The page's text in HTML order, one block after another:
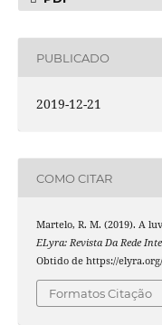
PUBLICADO
2019-12-21
COMO CITAR
Martelo, R. M. (2019). A
ELyra: Revista Da Rede
Obtido de https://
Formatos Citação